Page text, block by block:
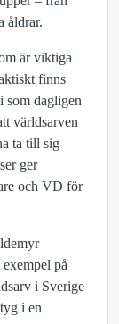
åldrar.
är viktiga
finns
som dagligen
världsarven
ta till sig
ger
och VD för
på
i Sverige
i en